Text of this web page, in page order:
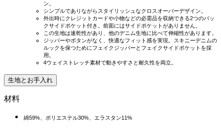
ン。
シンプルでありながらスタイリッシュなクロスオーバーデザイン。
外出時にクレジットカードや小物などの必需品を収納できる2つのバッ
クサイドポケット付き。前面にはサイドポケットがありません。
この生地は速乾性があり、他のデニム生地に比べて伸縮性があります。
ジッパーやボタンがなく、快適なフィット感を実現。スキニーデニムの
ルックを保つためにフェイクジッパーとフェイクサイドポケットを採
用。
4ウェイストレッチ素材で動きやすさと耐久性を両立。
生地とお手入れ
材料
綿59%、ポリエステル30%、エラスタン11%